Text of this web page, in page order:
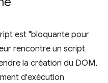
est "bloquante pour
rencontre un script
la création du DOM,
d'exécution